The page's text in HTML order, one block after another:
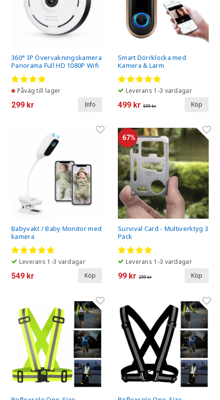
360° IP Övervakningskamera
Panorama Full HD 1080P Wifi
Påväg till lager
299 kr Info
Smart Dörrklocka med
Kamera & Larm
Leverans 1-3 vardagar
499 kr 699 kr Köp
Babyvakt / Baby Monitor med
kamera
Leverans 1-3 vardagar
549 kr Köp
67%
Survival Card - Multiverktyg 3
Pack
Leverans 1-3 vardagar
99 kr 299 kr Köp